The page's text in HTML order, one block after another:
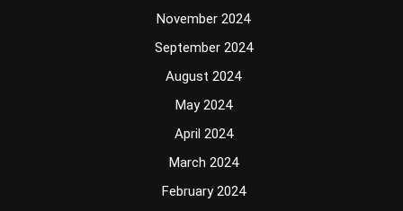
November 2024
September 2024
August 2024
May 2024
April 2024
March 2024
February 2024